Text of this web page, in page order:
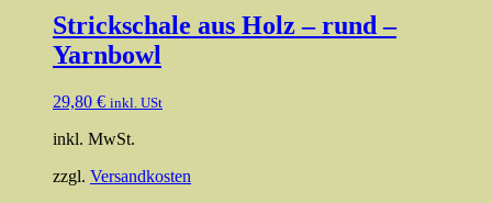
Strickschale aus Holz – rund –
Yarnbowl
29,80 € inkl. USt
inkl. MwSt.
zzgl. Versandkosten